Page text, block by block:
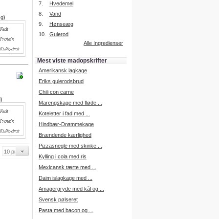
Intelligent søgning
Få foreslået opskrifter.
Prøv vores nye "Foreslå
Læs mere her.
Vi har nu oprettet et mad forum,
hvor i kan dele jeres erfaringer.
Log på med dine oplysninger fra
Madopskrifter.nu.
Gå til forum
Indkøbsliste på SMS
på SMS.
For at benytte SMS funktionen,
7.
Hvedemel
8.
Vand
9.
Hønseæg
10.
Gulerod
Alle Ingredienser
Mest viste madopskrifter
Amerikansk lagkage
Eriks gulerodsbrud
Chili con carne
Marengskage med fløde ...
Koteletter i fad med ...
Hindbær-Drømmekage
Brændende kærlighed
Pizzasnegle med skinke ...
Kylling i cola med ris
Mexicansk tærte med ...
Daim islagkage med ...
Amagergryde med kål og ...
Svensk pølseret
Pasta med bacon og ...